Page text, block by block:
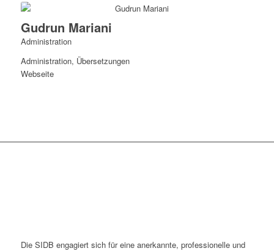
Gudrun Mariani
Administration
Administration, Übersetzungen
Webseite
Die SIDB engagiert sich für eine anerkannte, professionelle und